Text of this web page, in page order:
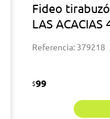
Fideo
LAS ACACIAS
Referencia: 379218
$99